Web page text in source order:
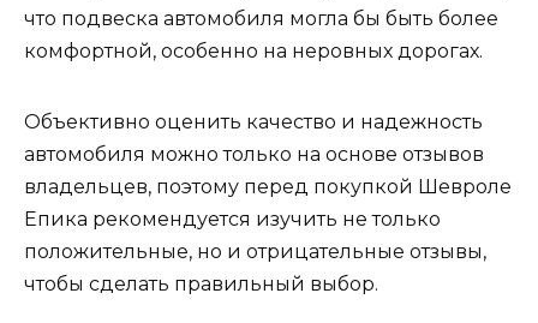
что подвеска автомобиля могла бы быть более
комфортной, особенно на неровных дорогах.
Объективно оценить качество и надежность
автомобиля можно только на основе отзывов
владельцев, поэтому перед покупкой Шевроле
Епика рекомендуется изучить не только
положительные, но и отрицательные отзывы,
чтобы сделать правильный выбор.